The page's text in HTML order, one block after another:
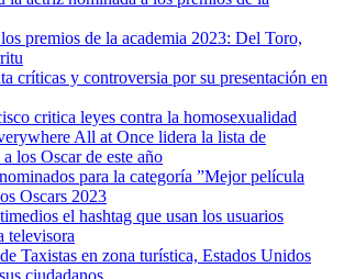
premios de la academia 2023: Del Toro,
críticas y controversia por su presentación en
critica leyes contra la homosexualidad
All at Once lidera la lista de
los Oscar de este año
para la categoría ”Mejor película
Oscars 2023
el hashtag que usan los usuarios
televisora
Taxistas en zona turística, Estados Unidos
ciudadanos